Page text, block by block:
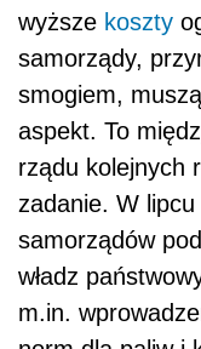
wyższe koszty
samorządy,
smogiem,
aspekt. To
rządu kolejnych
zadanie. W lipcu
samorządów
władz
m.in.